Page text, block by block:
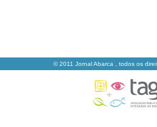
© 2011 Jornal Abarca , todos os